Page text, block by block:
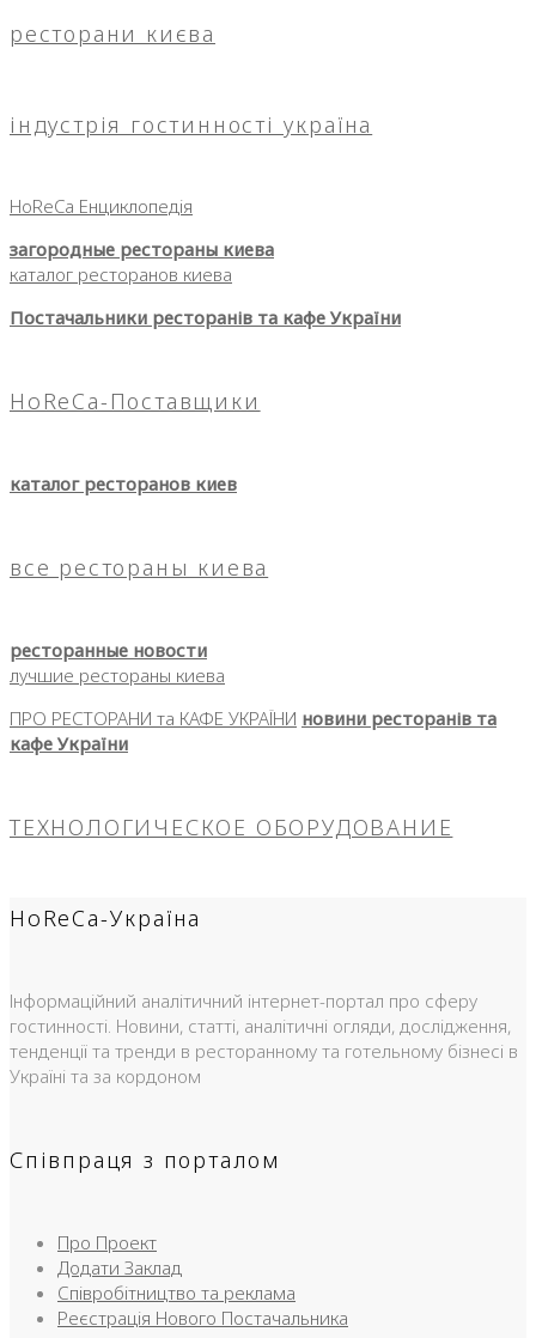
ресторани києва
індустрія гостинності україна
HoReCa Енциклопедія
загородные рестораны киева
каталог ресторанов киева
Постачальники ресторанів та кафе України
HoReCa-Поставщики
каталог ресторанов киев
все рестораны киева
ресторанные новости
лучшие рестораны киева
ПРО РЕСТОРАНИ та КАФЕ УКРАЇНИ новини ресторанів та
кафе України
ТЕХНОЛОГИЧЕСКОЕ ОБОРУДОВАНИЕ
HoReCa-Україна
Інформаційний аналітичний інтернет-портал про сферу
гостинності. Новини, статті, аналітичні огляди, дослідження,
тенденції та тренди в ресторанному та готельному бізнесі в
Україні та за кордоном
Співпраця з порталом
Про Проект
Додати Заклад
Співробітництво та реклама
Реєстрація Нового Постачальника